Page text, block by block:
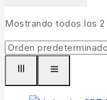
Mostrando todos los 2